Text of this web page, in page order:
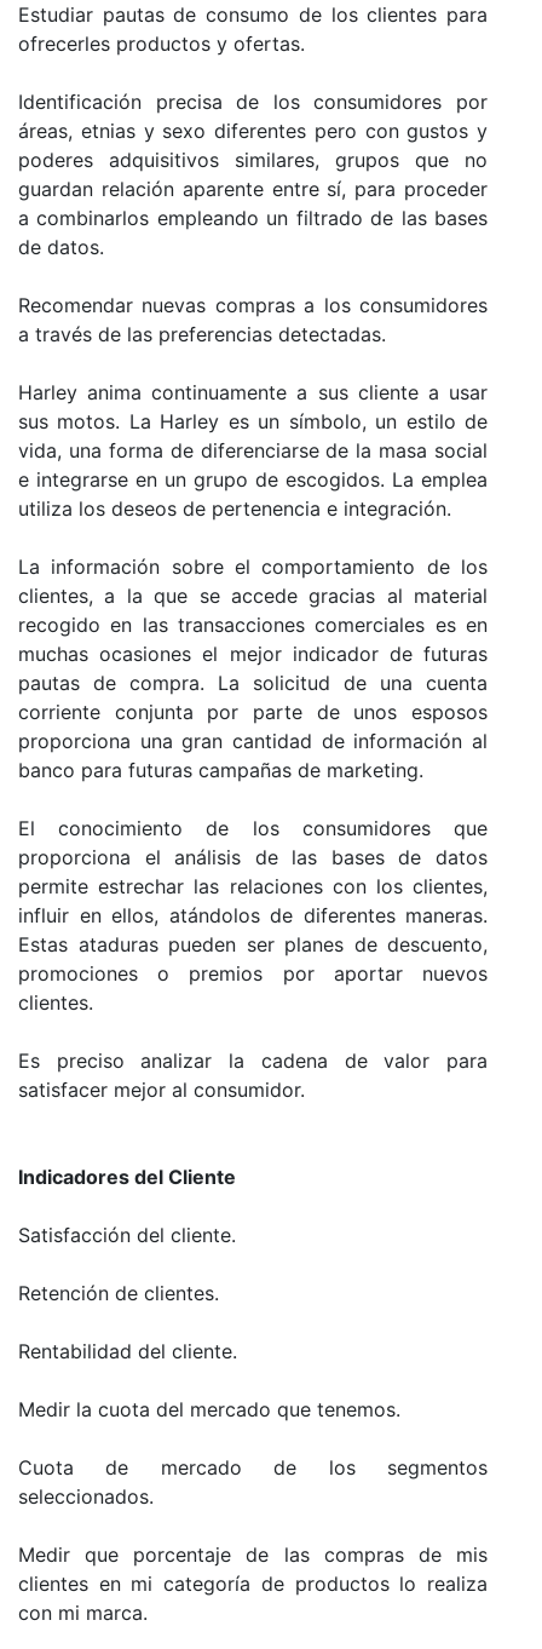
Estudiar pautas de consumo de los clientes para
ofrecerles productos y ofertas.
Identificación precisa de los consumidores por
áreas, etnias y sexo diferentes pero con gustos y
poderes adquisitivos similares, grupos que no
guardan relación aparente entre sí, para proceder
a combinarlos empleando un filtrado de las bases
de datos.
Recomendar nuevas compras a los consumidores
a través de las preferencias detectadas.
Harley anima continuamente a sus cliente a usar
sus motos. La Harley es un símbolo, un estilo de
vida, una forma de diferenciarse de la masa social
e integrarse en un grupo de escogidos. La emplea
utiliza los deseos de pertenencia e integración.
La información sobre el comportamiento de los
clientes, a la que se accede gracias al material
recogido en las transacciones comerciales es en
muchas ocasiones el mejor indicador de futuras
pautas de compra. La solicitud de una cuenta
corriente conjunta por parte de unos esposos
proporciona una gran cantidad de información al
banco para futuras campañas de marketing.
El conocimiento de los consumidores que
proporciona el análisis de las bases de datos
permite estrechar las relaciones con los clientes,
influir en ellos, atándolos de diferentes maneras.
Estas ataduras pueden ser planes de descuento,
promociones o premios por aportar nuevos
clientes.
Es preciso analizar la cadena de valor para
satisfacer mejor al consumidor.
Indicadores del Cliente
Satisfacción del cliente.
Retención de clientes.
Rentabilidad del cliente.
Medir la cuota del mercado que tenemos.
Cuota de mercado de los segmentos
seleccionados.
Medir que porcentaje de las compras de mis
clientes en mi categoría de productos lo realiza
con mi marca.